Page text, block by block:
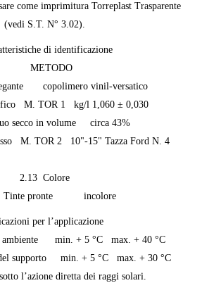
come imprimitura Torreplast Trasparente
(vedi S.T. N° 3.02).
di identificazione
METODO
copolimero vinil-versatico
M. TOR 1 kg/l 1,060 ± 0,030
secco in volume circa 43%
M. TOR 2 10"-15" Tazza Ford N. 4
2.13 Colore
Tinte pronte incolore
per l’applicazione
ambiente min. + 5 °C max. + 40 °C
supporto min. + 5 °C max. + 30 °C
l’azione diretta dei raggi solari.